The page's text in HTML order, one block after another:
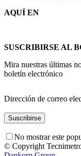
AQUÍ EN
SUSCRIBIRSE AL
Mira nuestras últimas
boletín electrónico
Dirección de correo
No mostrar este
© Copyright